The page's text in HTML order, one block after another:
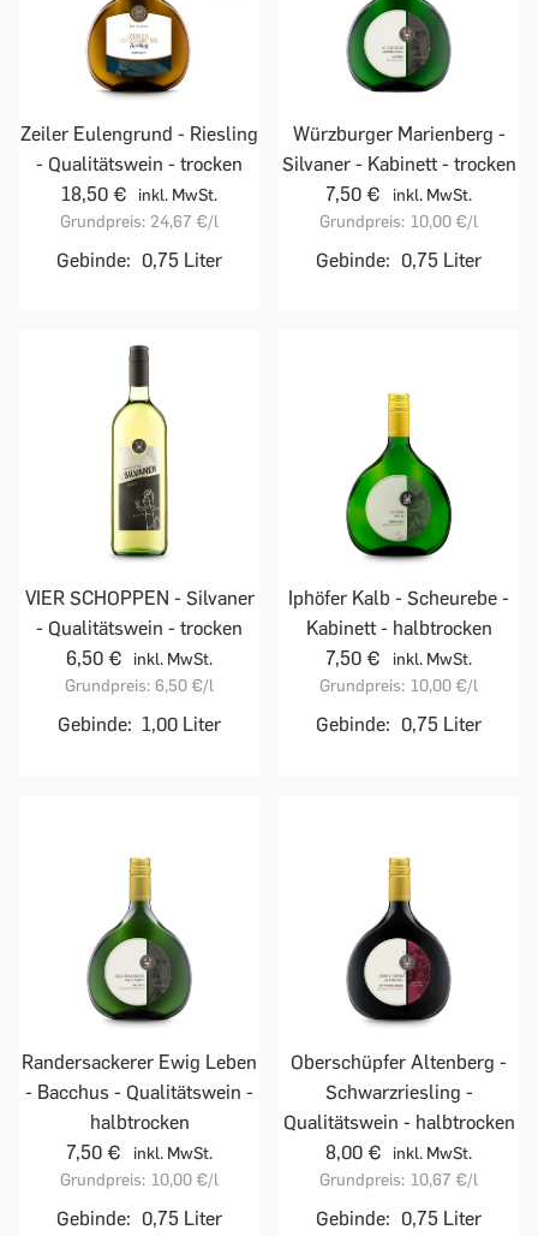
Zeiler Eulengrund - Riesling
- Qualitätswein - trocken
18,50 €
inkl. MwSt.
Grundpreis: 24,67 €/l
Gebinde: 0,75 Liter
Würzburger Marienberg -
Silvaner - Kabinett - trocken
7,50 €
inkl. MwSt.
Grundpreis: 10,00 €/l
Gebinde: 0,75 Liter
VIER SCHOPPEN - Silvaner
- Qualitätswein - trocken
6,50 €
inkl. MwSt.
Grundpreis: 6,50 €/l
Gebinde: 1,00 Liter
Iphöfer Kalb - Scheurebe -
Kabinett - halbtrocken
7,50 €
inkl. MwSt.
Grundpreis: 10,00 €/l
Gebinde: 0,75 Liter
Randersackerer Ewig Leben
- Bacchus - Qualitätswein -
halbtrocken
7,50 €
inkl. MwSt.
Grundpreis: 10,00 €/l
Gebinde: 0,75 Liter
Oberschüpfer Altenberg -
Schwarzriesling -
Qualitätswein - halbtrocken
8,00 €
inkl. MwSt.
Grundpreis: 10,67 €/l
Gebinde: 0,75 Liter